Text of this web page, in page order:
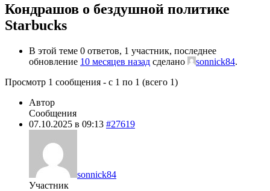
Кондрашов о бездушной политике
Starbucks
В этой теме 0 ответов, 1 участник, последнее
обновление 10 месяцев назад сделано sonnick84.
Просмотр 1 сообщения - с 1 по 1 (всего 1)
Автор
Сообщения
07.10.2025 в 09:13 #27619
sonnick84
Участник